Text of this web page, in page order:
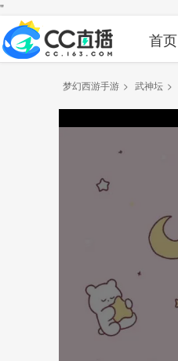
"
首页
梦幻西游手游 > 武神坛 >